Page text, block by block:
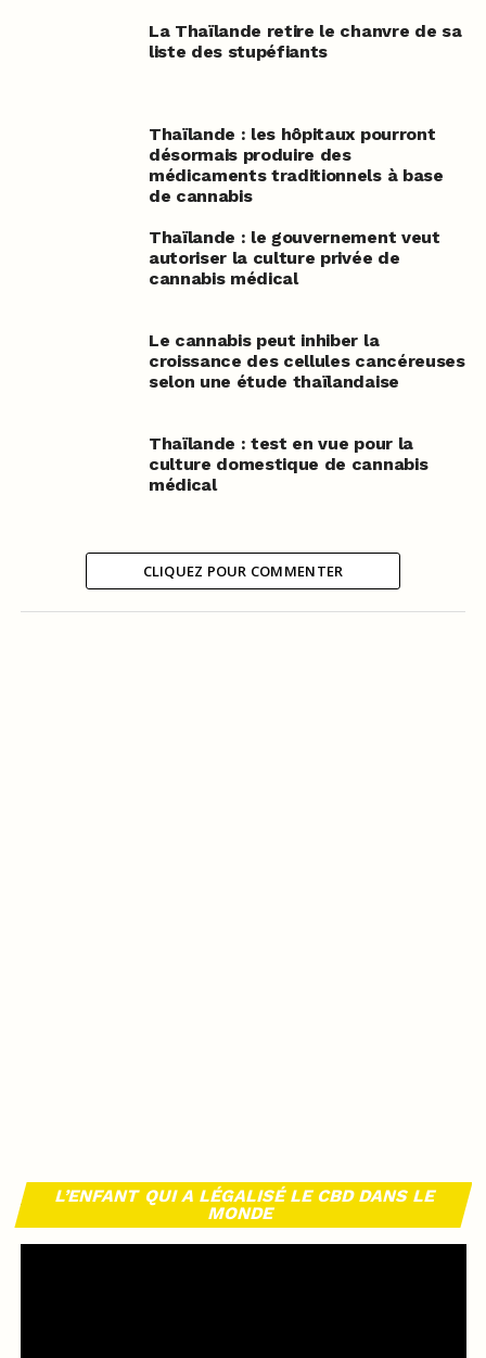
La Thaïlande retire le chanvre de sa
liste des stupéfiants
Thaïlande : les hôpitaux pourront
désormais produire des
médicaments traditionnels à base
de cannabis
Thaïlande : le gouvernement veut
autoriser la culture privée de
cannabis médical
Le cannabis peut inhiber la
croissance des cellules cancéreuses
selon une étude thaïlandaise
Thaïlande : test en vue pour la
culture domestique de cannabis
médical
CLIQUEZ POUR COMMENTER
L’ENFANT QUI A LÉGALISÉ LE CBD DANS LE
MONDE